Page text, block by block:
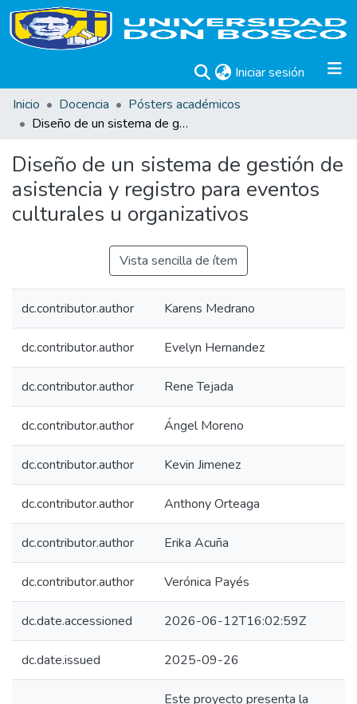
Iniciar sesión (current)
Inicio
Docencia
Pósters académicos
Diseño de un sistema de gestión de asistencia y registro para eventos culturales u organizativos
Diseño de un sistema de gestión de
asistencia y registro para eventos
culturales u organizativos
Vista sencilla de ítem
dc.contributor.author Karens Medrano
dc.contributor.author Evelyn Hernandez
dc.contributor.author Rene Tejada
dc.contributor.author Ángel Moreno
dc.contributor.author Kevin Jimenez
dc.contributor.author Anthony Orteaga
dc.contributor.author Erika Acuña
dc.contributor.author Verónica Payés
dc.date.accessioned 2026-06-12T16:02:59Z
dc.date.issued 2025-09-26
Este proyecto presenta la